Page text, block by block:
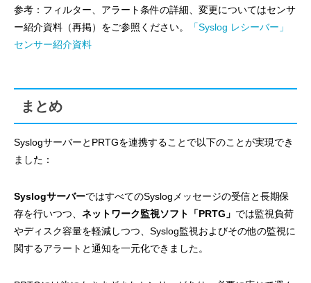
参考：フィルター、アラート条件の詳細、変更についてはセンサ
ー紹介資料（再掲）をご参照ください。
「Syslog レシーバー」
センサー紹介資料
まとめ
SyslogサーバーとPRTGを連携することで以下のことが実現でき
ました：
SyslogサーバーではすべてのSyslogメッセージの受信と長期保
存を行いつつ、 ネットワーク監視ソフト「PRTG」 では監視負荷
やディスク容量を軽減しつつ、Syslog監視およびその他の監視に
関するアラートと通知を一元化できました。